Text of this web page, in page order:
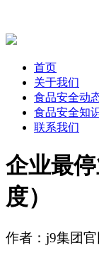
首页
关于我们
食品安全动
食品安全知
联系我们
企业最
度）
作者：j9集团